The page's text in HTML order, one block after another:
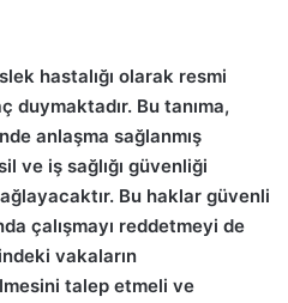
hastalığı olarak resmi
duymaktadır. Bu tanıma,
anlaşma sağlanmış
ve iş sağlığı güvenliği
Bu haklar güvenli
çalışmayı reddetmeyi de
vakaların
talep etmeli ve